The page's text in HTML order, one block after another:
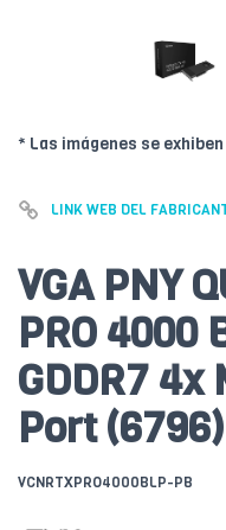
* Las imágenes se
LINK WEB DEL
VGA PNY
PRO 4000
GDDR7
Port (6796)
VCNRTXPRO4000BLP-PB